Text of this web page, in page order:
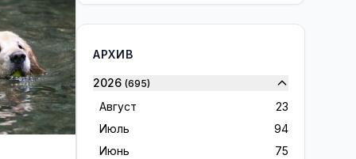
Verslas ir ekonomika
10
АРХИВ
2026 (695)
Август
23
Июль
94
Июнь
75